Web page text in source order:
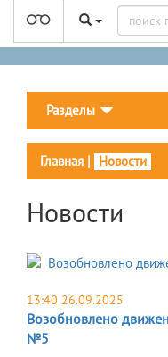
Разделы
Главная | Новости
Новости
13:40 26.09.2025
Возобновлено
№5